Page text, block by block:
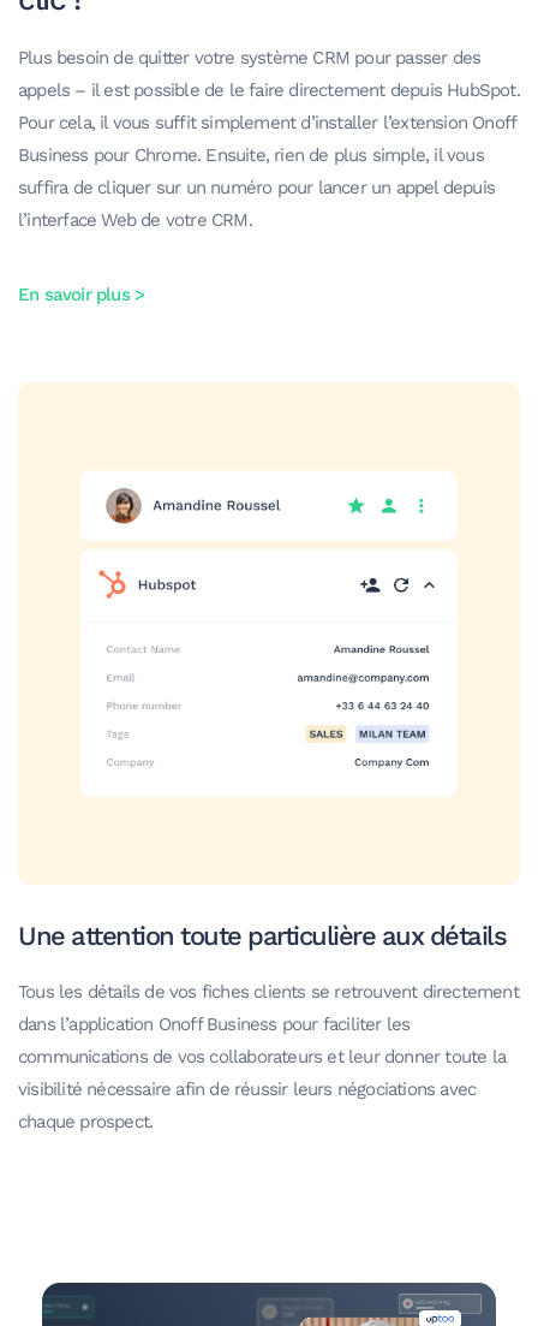
Plus besoin de quitter votre système CRM pour passer des
appels – il est possible de le faire directement depuis HubSpot.
Pour cela, il vous suffit simplement d’installer l’extension Onoff
Business pour Chrome. Ensuite, rien de plus simple, il vous
suffira de cliquer sur un numéro pour lancer un appel depuis
l’interface Web de votre CRM.
En savoir plus >
Une attention toute particulière aux détails
Tous les détails de vos fiches clients se retrouvent directement
dans l’application Onoff Business pour faciliter les
communications de vos collaborateurs et leur donner toute la
visibilité nécessaire afin de réussir leurs négociations avec
chaque prospect.